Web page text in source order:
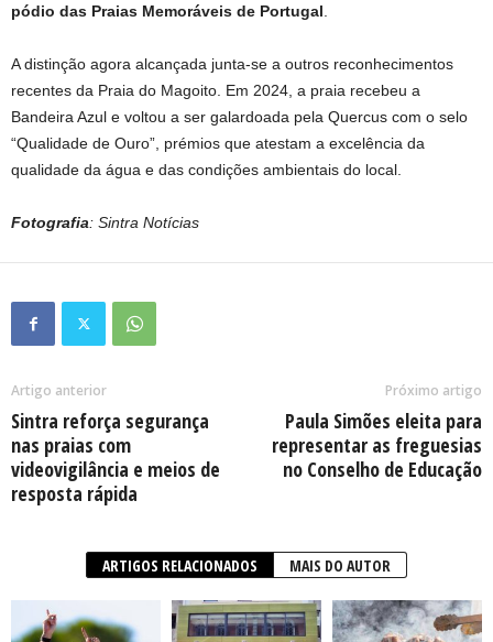
pódio das Praias Memoráveis de Portugal
A distinção agora alcançada junta-se a outros reconhecimentos
recentes da Praia do Magoito. Em 2024, a praia recebeu a
Bandeira Azul e voltou a ser galardoada pela Quercus com o selo
“Qualidade de Ouro”, prémios que atestam a excelência da
qualidade da água e das condições ambientais do local.
Fotografia: Sintra Notícias
Artigo anterior
Sintra reforça segurança
nas praias com
videovigilância e meios de
resposta rápida
Próximo artigo
Paula Simões eleita para
representar as freguesias
no Conselho de Educação
ARTIGOS RELACIONADOS MAIS DO AUTOR